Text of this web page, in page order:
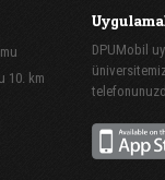
10. km
DPUMobil